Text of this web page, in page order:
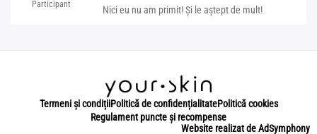
Participant Nici eu nu am primit! Și le aștept de mult!
Termeni și condițiiPolitică de confidențialitatePolitică cookies
Regulament puncte și recompense
Website realizat de AdSymphony